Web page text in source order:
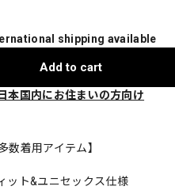
shipping available
Add to cart
日本国内にお住まいの方向け
数着用アイテム】
ット&ユニセックス仕様